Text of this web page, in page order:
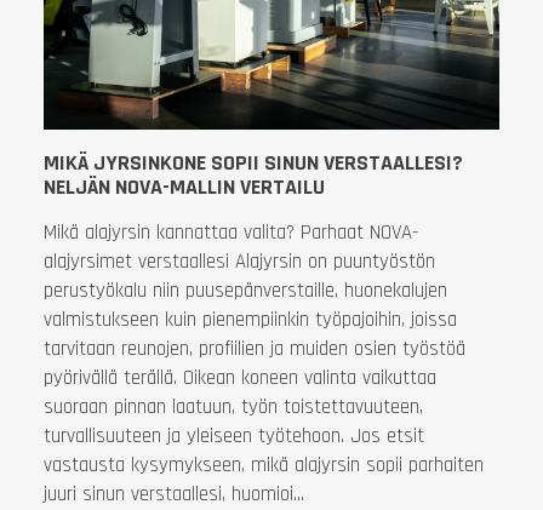
MIKÄ JYRSINKONE SOPII SINUN VERSTAALLESI?
NELJÄN NOVA-MALLIN VERTAILU
Mikä alajyrsin kannattaa valita? Parhaat NOVA-
alajyrsimet verstaallesi Alajyrsin on puuntyöstön
perustyökalu niin puusepänverstaille, huonekalujen
valmistukseen kuin pienempiinkin työpajoihin, joissa
tarvitaan reunojen, profiilien ja muiden osien työstöä
pyörivällä terällä. Oikean koneen valinta vaikuttaa
suoraan pinnan laatuun, työn toistettavuuteen,
turvallisuuteen ja yleiseen työtehoon. Jos etsit
vastausta kysymykseen, mikä alajyrsin sopii parhaiten
juuri sinun verstaallesi, huomioi...